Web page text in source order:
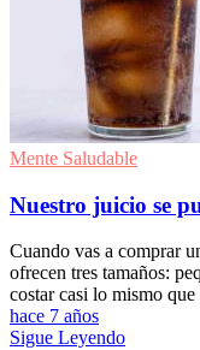
Mente Saludable
Nuestro juicio se
Cuando vas a comprar
ofrecen tres tamaños:
costar casi lo mismo que
hace 7 años
Sigue Leyendo